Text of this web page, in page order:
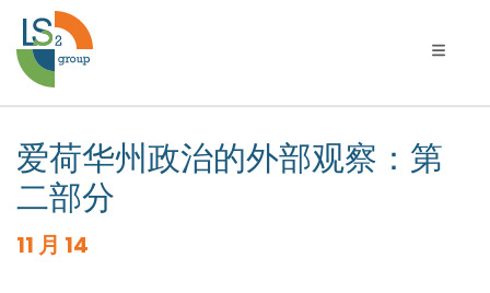
切换导
爱荷华州政治的外部观察：第
二部分
11 月 14